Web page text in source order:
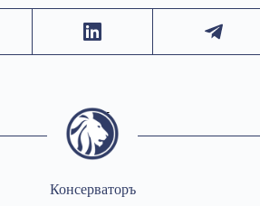
Консерваторъ